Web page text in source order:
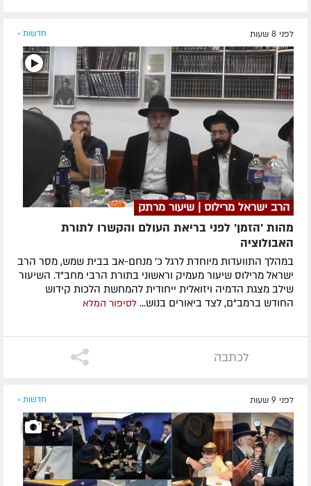
לפני 8 שעות חדשות »
הרב ישראל מרילוס | שיעור מרתק
מהות 'הזמן' לפני בריאת העולם והקשרו לתורת
האבולוציה
במהלך התוועדות מיוחדת לרגל כ' מנחם-אב בבית שמש, מסר הרב
ישראל מרילוס שיעור מעמיק וראשוני בתורת הרבי מחב"ד. השיעור
שילב מצגת הדמיה ויזואלית ייחודית להמחשת הלכות קידוש
החודש ברמב"ם, לצד ביאורים בנוש... לסיפור המלא
לכתבה
לפני 9 שעות חדשות »